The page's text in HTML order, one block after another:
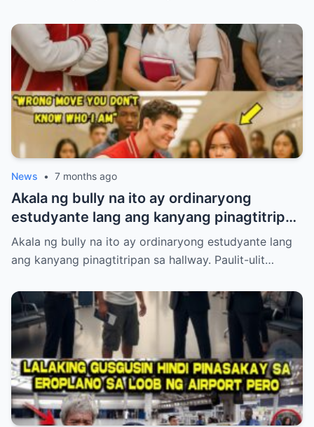
News • 7 months ago
Akala ng bully na ito ay ordinaryong
estudyante lang ang kanyang pinagtitripan
sa hallway. Paulit-ulit niyang hinamak,
tinulak, at pinahiya ang isang tahimik na
laking gulat ng lahat nang lumabas ang
katotohanan—ang babaeng inaapi niya ay
walang iba kundi si Princess Pacquiao, ang
anak ng Pambansang Kamao na si Manny
Pacquiao! Ang kanyang dating mayabang
na ngiti ay biglang naglaho at napalitan ng
matinding takot at kahihiyan.
Akala ng bully na ito ay ordinaryong estudyante lang
ang kanyang pinagtitripan sa hallway. Paulit-ulit…